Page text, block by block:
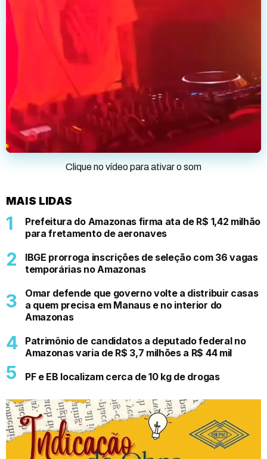
Clique no vídeo para ativar o som
MAIS LIDAS
Prefeitura do Amazonas firma ata de R$ 1,42 milhão
para fretamento de aeronaves
IBGE prorroga inscrições de seleção com 36 vagas
temporárias no Amazonas
Omar defende que governo volte a distribuir casas
a quem precisa em Manaus e no interior do
Amazonas
Patrimônio de candidatos a deputado federal no
Amazonas varia de R$ 3,7 milhões a R$ 44 mil
PF e EB localizam cerca de 10 kg de drogas